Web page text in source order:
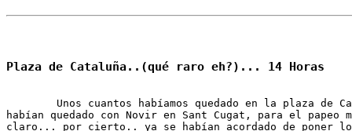
habían quedado con Novir en Sant Cugat, para el
claro... por cierto.. ya se habían acordado de poner